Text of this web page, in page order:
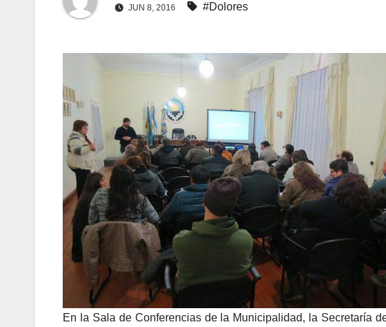
JUN 8, 2016 #Dolores
En la Sala de Conferencias de la Municipalidad, la Secretaría